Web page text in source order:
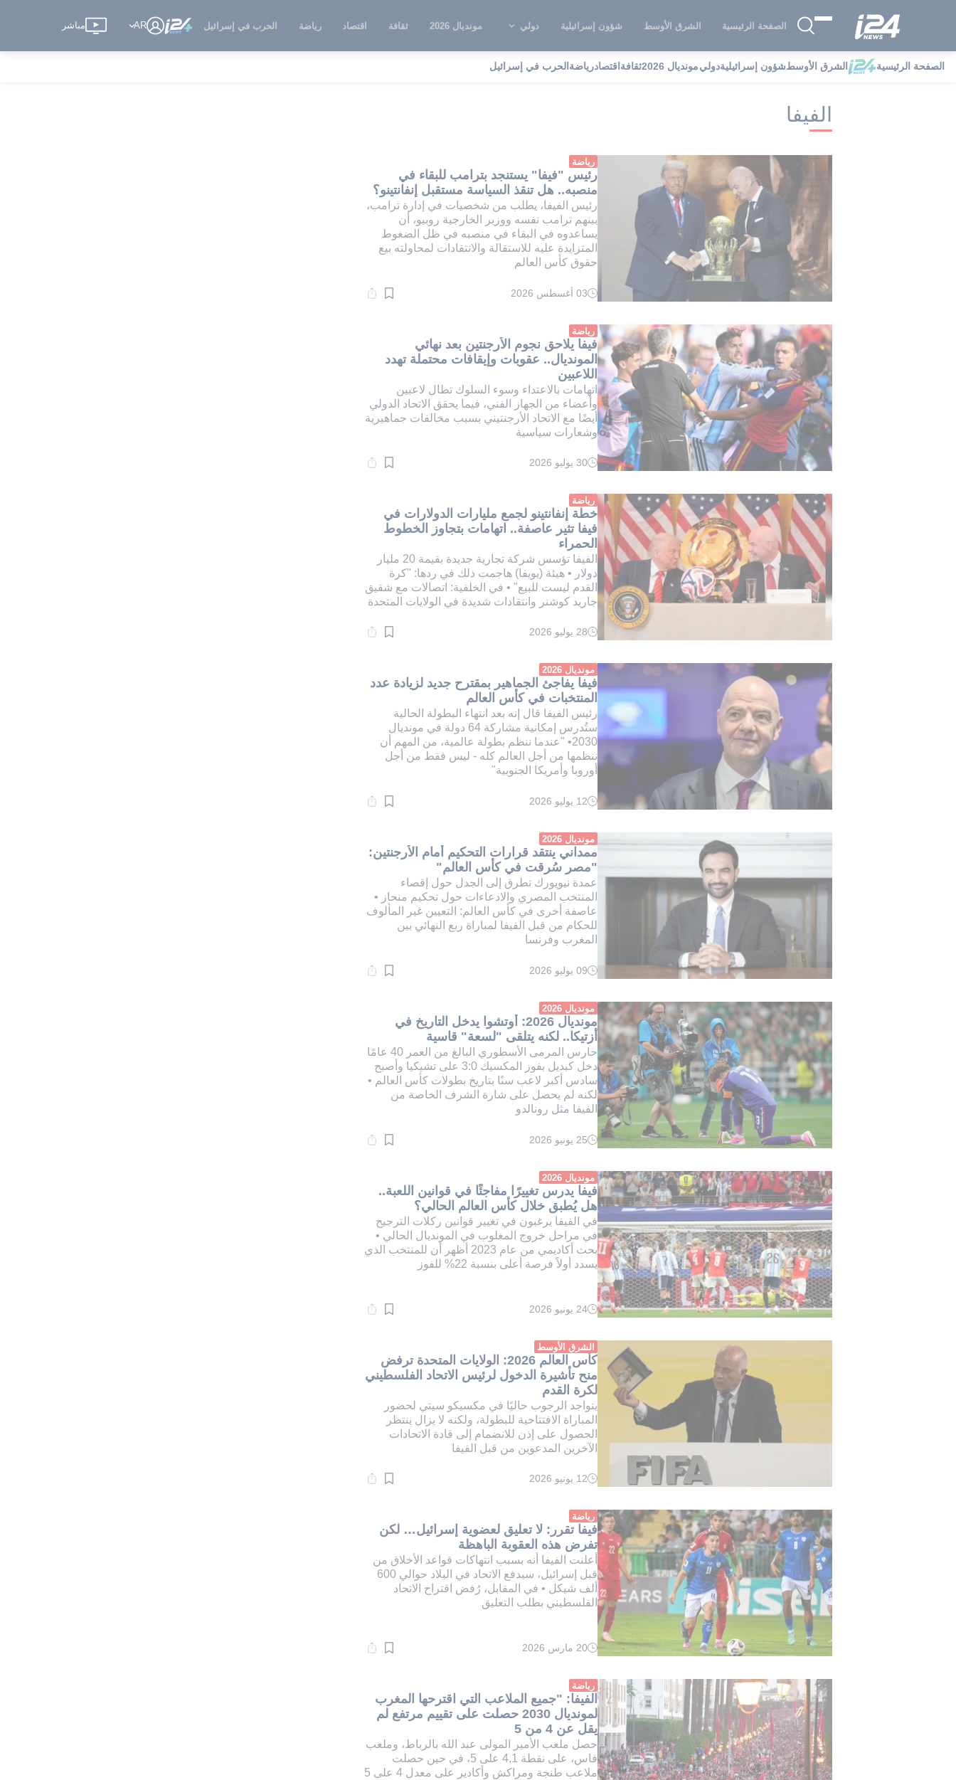
الصفحة الرئيسية الشرق الأوسط شؤون إسرائيلية دولي مونديال 2026 ثقافة اقتصاد رياضة الحرب في إسرائيل AR مباشر
الصفحة الرئيسية الشرق الأوسطشؤون إسرائيليةدوليمونديال 2026 ثقافة اقتصادرياضة الحرب في إسرائيل i24NEWS i24NEWS فهرس علامات الفيفا
الفيفا
رياضة
رئيس "فيفا" يستنجد بترامب للبقاء في
منصبه.. هل تنقذ السياسة مستقبل إنفانتينو؟
رئيس الفيفا، يطلب من شخصيات في إدارة ترامب،
بينهم ترامب نفسه ووزير الخارجية روبيو، أن
يساعدوه في البقاء في منصبه في ظل الضغوط
المتزايدة عليه للاستقالة والانتقادات لمحاولته بيع
حقوق كأس العالم
وقت
دقيقة.
03 أغسطس 2026
رياضة
فيفا يلاحق نجوم الأرجنتين بعد نهائي
المونديال.. عقوبات وإيقافات محتملة تهدد
اللاعبين
اتهامات بالاعتداء وسوء السلوك تطال لاعبين
وأعضاء من الجهاز الفني، فيما يحقق الاتحاد الدولي
أيضًا مع الاتحاد الأرجنتيني بسبب مخالفات جماهيرية
وشعارات سياسية
وقت
دقيقة.
30 يوليو 2026
رياضة
خطة إنفانتينو لجمع مليارات الدولارات في
فيفا تثير عاصفة.. اتهامات بتجاوز الخطوط
الحمراء
الفيفا تؤسس شركة تجارية جديدة بقيمة 20 مليار
دولار • هيئة (يويفا) هاجمت ذلك في ردها: "كرة
القدم ليست للبيع" • في الخلفية: اتصالات مع شقيق
جاريد كوشنر وانتقادات شديدة في الولايات المتحدة
وقت
دقيقة.
28 يوليو 2026
مونديال 2026
فيفا يفاجئ الجماهير بمقترح جديد لزيادة عدد
المنتخبات في كأس العالم
رئيس الفيفا قال إنه بعد انتهاء البطولة الحالية
ستُدرس إمكانية مشاركة 64 دولة في مونديال
2030• "عندما ننظم بطولة عالمية، من المهم أن
ننظمها من أجل العالم كله - ليس فقط من أجل
أوروبا وأمريكا الجنوبية"
وقت
دقيقة.
12 يوليو 2026
مونديال 2026
ممداني ينتقد قرارات التحكيم أمام الأرجنتين:
"مصر سُرقت في كأس العالم"
عمدة نيويورك تطرق إلى الجدل حول إقصاء
المنتخب المصري والادعاءات حول تحكيم منحاز •
عاصفة أخرى في كأس العالم: التعيين غير المألوف
للحكام من قبل الفيفا لمباراة ربع النهائي بين
المغرب وفرنسا
وقت
دقيقة.
09 يوليو 2026
مونديال 2026
مونديال 2026: أوتشوا يدخل التاريخ في
أزتيكا.. لكنه يتلقى "لسعة" قاسية
حارس المرمى الأسطوري البالغ من العمر 40 عامًا
دخل كبديل بفوز المكسيك 3:0 على تشيكيا وأصبح
سادس أكبر لاعب سنًا بتاريخ بطولات كأس العالم •
لكنه لم يحصل على شارة الشرف الخاصة من
الفيفا مثل رونالدو
وقت
دقيقة.
25 يونيو 2026
مونديال 2026
فيفا يدرس تغييرًا مفاجئًا في قوانين اللعبة..
هل يُطبق خلال كأس العالم الحالي؟
في الفيفا يرغبون في تغيير قوانين ركلات الترجيح
في مراحل خروج المغلوب في المونديال الحالي •
بحث أكاديمي من عام 2023 أظهر أن للمنتخب الذي
يسدد أولاً فرصة أعلى بنسبة 22% للفوز
وقت
دقيقة.
24 يونيو 2026
الشرق الأوسط
كأس العالم 2026: الولايات المتحدة ترفض
منح تأشيرة الدخول لرئيس الاتحاد الفلسطيني
لكرة القدم
يتواجد الرجوب حاليًا في مكسيكو سيتي لحضور
المباراة الافتتاحية للبطولة، ولكنه لا يزال ينتظر
الحصول على إذن للانضمام إلى قادة الاتحادات
الآخرين المدعوين من قبل الفيفا
وقت
دقيقة.
12 يونيو 2026
رياضة
فيفا تقرر: لا تعليق لعضوية إسرائيل… لكن
تفرض هذه العقوبة الباهظة
أعلنت الفيفا أنه بسبب انتهاكات قواعد الأخلاق من
قبل إسرائيل، سيدفع الاتحاد في البلاد حوالي 600
ألف شيكل • في المقابل، رُفض اقتراح الاتحاد
الفلسطيني بطلب التعليق
وقت
دقيقة.
20 مارس 2026
رياضة
الفيفا: "جميع الملاعب التي اقترحها المغرب
لمونديال 2030 حصلت على تقييم مرتفع لم
يقل عن 4 من 5
حصل ملعب الأمير المولى عبد الله بالرباط، وملعب
فاس، على نقطة 4,1 على 5، في حين حصلت
ملاعب طنجة ومراكش وأكادير على معدل 4 على 5